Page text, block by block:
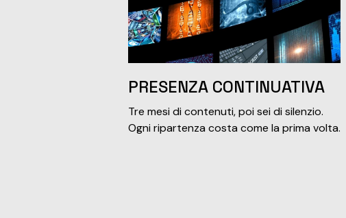
PRESENZA CONTINUATIVA
Tre mesi di contenuti, poi sei di silenzio.
Ogni ripartenza costa come la prima volta.